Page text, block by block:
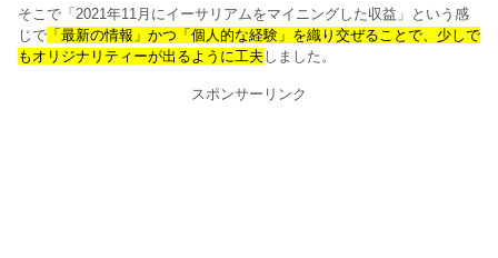
そこで「2021年11月にイーサリアムをマイニングした収益」という感
じで 「最新の情報」かつ「個人的な経験」を織り交ぜることで、少しで
もオリジナリティーが出るように工夫 しました。
スポンサーリンク